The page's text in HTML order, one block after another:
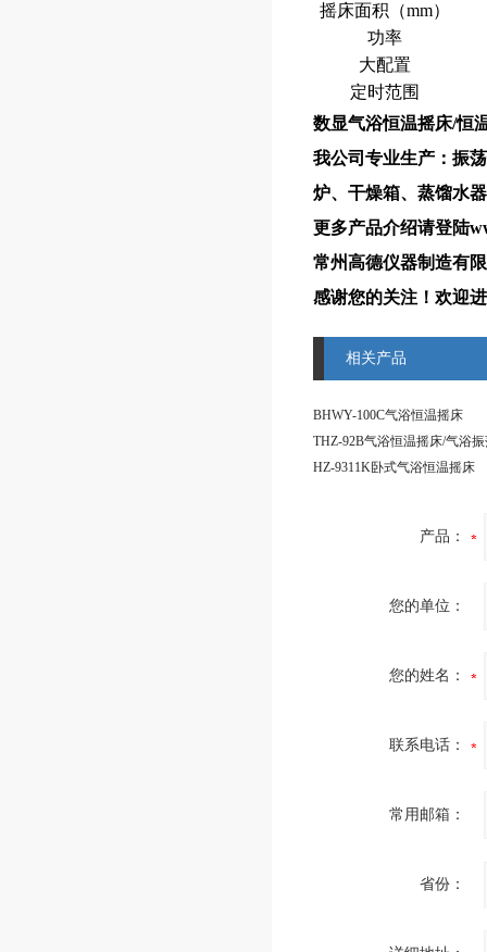
摇床面积（mm）
功率
大配置
定时范围
数显气浴恒温摇床/恒
我公司专业生产：振
炉、干燥箱、蒸馏水
更多产品介绍请登陆
常州高德仪器制造有
感谢您的关注！欢迎
相关产品
BHWY-100C气浴恒温摇床
THZ-92B气浴恒温摇床/气浴
HZ-9311K卧式气浴恒温摇床
产品：
您的单位：
您的姓名：
联系电话：
常用邮箱：
省份：